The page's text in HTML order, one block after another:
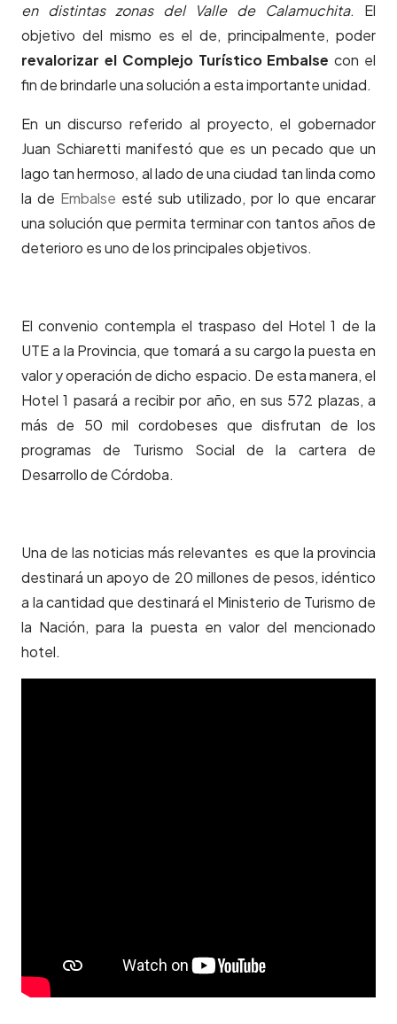
en distintas zonas del Valle de Calamuchita. El
objetivo del mismo es el de, principalmente, poder
revalorizar el Complejo Turístico Embalse con el
fin de brindarle una solución a esta importante unidad.
En un discurso referido al proyecto, el gobernador
Juan Schiaretti manifestó que es un pecado que un
lago tan hermoso, al lado de una ciudad tan linda como
la de Embalse esté sub utilizado, por lo que encarar
una solución que permita terminar con tantos años de
deterioro es uno de los principales objetivos.
El convenio contempla el traspaso del Hotel 1 de la
UTE a la Provincia, que tomará a su cargo la puesta en
valor y operación de dicho espacio. De esta manera, el
Hotel 1 pasará a recibir por año, en sus 572 plazas, a
más de 50 mil cordobeses que disfrutan de los
programas de Turismo Social de la cartera de
Desarrollo de Córdoba.
Una de las noticias más relevantes es que la provincia
destinará un apoyo de 20 millones de pesos, idéntico
a la cantidad que destinará el Ministerio de Turismo de
la Nación, para la puesta en valor del mencionado
hotel.